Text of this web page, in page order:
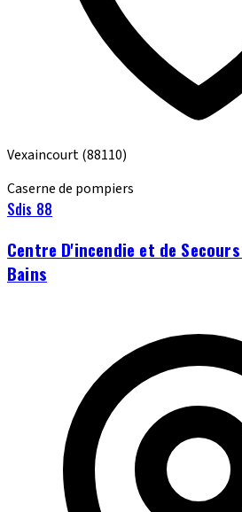
Vexaincourt(88110)
Caserne de pompiers
Sdis 88
Centre D'incendie et de
Bains